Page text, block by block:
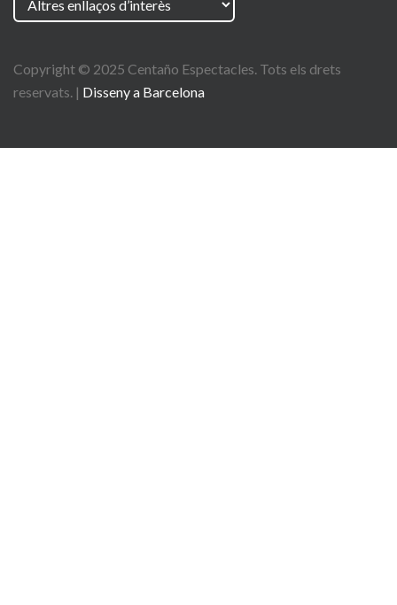
Copyright © 2025 Centaño Espectacles. Tots els drets
reservats. | Disseny a Barcelona